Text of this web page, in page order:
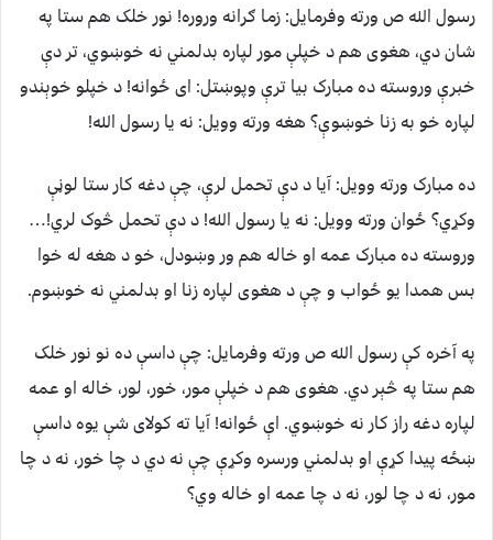
رسول الله ص ورته وفرمايل: زما ګرانه وروره! نور خلک هم ستا په
شان دي، هغوی هم د خپلې مور لپاره بدلمني نه خوښوي، تر دې
خبرې وروسته ده مبارک بيا ترې وپوښتل: ای ځوانه! د خپلو خوېندو
لپاره خو به زنا خوښوې؟ هغه ورته وويل: نه يا رسول الله!
ده مبارک ورته وويل: آيا د دې تحمل لرې، چې دغه کار ستا لوڼې
وکړي؟ ځوان ورته وويل: نه يا رسول الله! د دې تحمل څوک لري!…
وروسته ده مبارک عمه او خاله هم ور وښودل، خو د هغه له خوا
بس همدا يو ځواب و چې د هغوی لپاره زنا او بدلمني نه خوښوم.
په آخره کې رسول الله ص ورته وفرمايل: چې داسې ده نو نور خلک
هم ستا په څېر دي. هغوی هم د خپلې مور، خور، لور، خاله او عمه
لپاره دغه راز کار نه خوښوي. اې ځوانه! آيا ته کولای شې يوه داسې
ښځه پيدا کړې او بدلمني ورسره وکړې چې نه دي د چا خور، نه د چا
مور، نه د چا لور، نه د چا عمه او خاله وي؟